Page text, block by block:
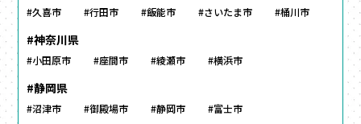
#久喜市 #行田市 #飯能市 #さいたま市 #桶川市
#神奈川県
#小田原市 #座間市 #綾瀬市 #横浜市
#静岡県
#沼津市 #御殿場市 #静岡市 #富士市